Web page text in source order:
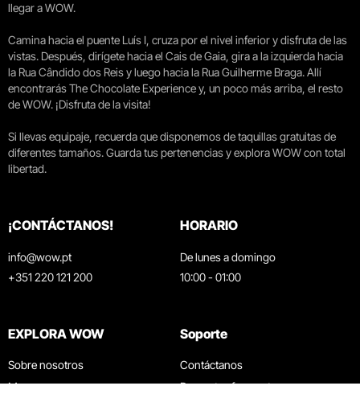
llegar a WOW.
Camina hacia el puente Luís I, cruza por el nivel inferior y disfruta de las
vistas. Después, dirígete hacia el Cais de Gaia, gira a la izquierda hacia
la Rua Cândido dos Reis y luego hacia la Rua Guilherme Braga. Allí
encontrarás The Chocolate Experience y, un poco más arriba, el resto
de WOW. ¡Disfruta de la visita!
Si llevas equipaje, recuerda que disponemos de taquillas gratuitas de
diferentes tamaños. Guarda tus pertenencias y explora WOW con total
libertad.
¡CONTÁCTANOS!
info@wow.pt
+351 220 121 200
HORARIO
De lunes a domingo
10:00 - 01:00
EXPLORA WOW
Sobre nosotros
Museos
Soporte
Contáctanos
Preguntas frecuentes